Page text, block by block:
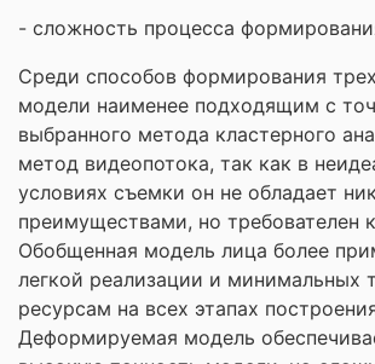
- сложность процесса
Среди способов формирования
модели наименее подходящим с
выбранного метода кластерного
метод видеопотока, так как в
условиях съемки он не обладает
преимуществами, но требователен
Обобщенная модель лица более
легкой реализации и минимальных
ресурсам на всех этапах
Деформируемая модель